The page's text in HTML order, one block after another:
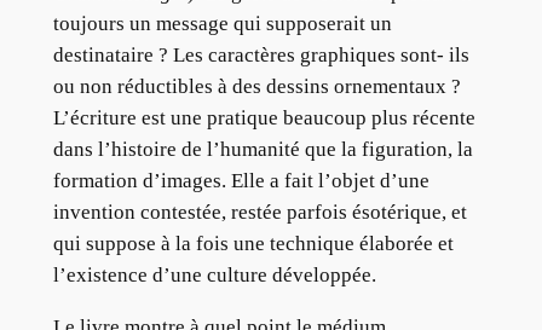
toujours un message qui supposerait un
destinataire ? Les caractères graphiques sont- ils
ou non réductibles à des dessins ornementaux ?
L’écriture est une pratique beaucoup plus récente
dans l’histoire de l’humanité que la figuration, la
formation d’images. Elle a fait l’objet d’une
invention contestée, restée parfois ésotérique, et
qui suppose à la fois une technique élaborée et
l’existence d’une culture développée.